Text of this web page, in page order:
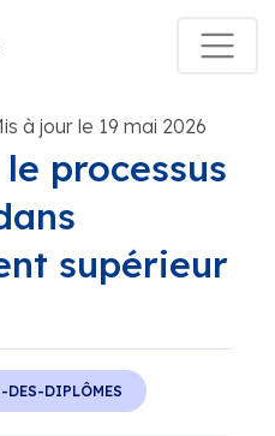
à jour le 19 mai 2026
processus
supérieur
DES-DIPLÔMES